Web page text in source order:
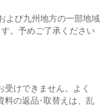
よび九州地方の一部地域
。予めご了承ください
けできません。よく
料の返品･取替えは、乱